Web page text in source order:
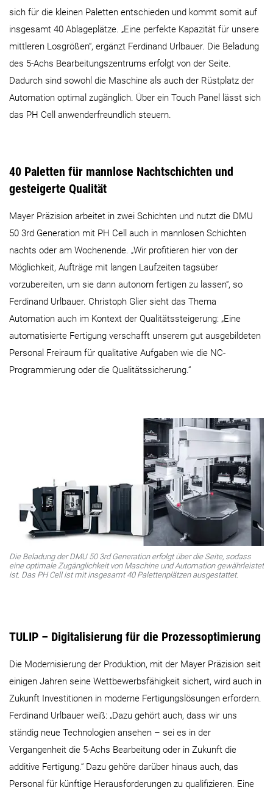
sich für die kleinen Paletten entschieden und kommt somit auf
insgesamt 40 Ablageplätze. „Eine perfekte Kapazität für unsere
mittleren Losgrößen“, ergänzt Ferdinand Urlbauer. Die Beladung
des 5-Achs Bearbeitungszentrums erfolgt von der Seite.
Dadurch sind sowohl die Maschine als auch der Rüstplatz der
Automation optimal zugänglich. Über ein Touch Panel lässt sich
das PH Cell anwenderfreundlich steuern.
40 Paletten für mannlose Nachtschichten und
gesteigerte Qualität
Mayer Präzision arbeitet in zwei Schichten und nutzt die DMU
50 3rd Generation mit PH Cell auch in mannlosen Schichten
nachts oder am Wochenende. „Wir profitieren hier von der
Möglichkeit, Aufträge mit langen Laufzeiten tagsüber
vorzubereiten, um sie dann autonom fertigen zu lassen“, so
Ferdinand Urlbauer. Christoph Glier sieht das Thema
Automation auch im Kontext der Qualitätssteigerung: „Eine
automatisierte Fertigung verschafft unserem gut ausgebildeten
Personal Freiraum für qualitative Aufgaben wie die NC-
Programmierung oder die Qualitätssicherung.“
Die Beladung der DMU 50 3rd Generation erfolgt über die Seite, sodass
eine optimale Zugänglichkeit von Maschine und Automation gewährleistet
ist. Das PH Cell ist mit insgesamt 40 Palettenplätzen ausgestattet.
TULIP – Digitalisierung für die Prozessoptimierung
Die Modernisierung der Produktion, mit der Mayer Präzision seit
einigen Jahren seine Wettbewerbsfähigkeit sichert, wird auch in
Zukunft Investitionen in moderne Fertigungslösungen erfordern.
Ferdinand Urlbauer weiß: „Dazu gehört auch, dass wir uns
ständig neue Technologien ansehen – sei es in der
Vergangenheit die 5-Achs Bearbeitung oder in Zukunft die
additive Fertigung.“ Dazu gehöre darüber hinaus auch, das
Personal für künftige Herausforderungen zu qualifizieren. Eine